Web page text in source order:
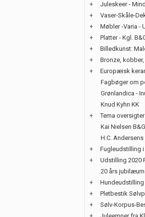
+
Juleskeer -
+
Vaser-Skåle-
+
Møbler -Varia -
+
Platter - Kgl.
+
Billedkunst:
+
Bronze,
+
Europæisk
Fagbøger om
Grønlandica -
Knud Kyhn KK
+
Tema oversigter
Kai Nielsen
H.C. Andersens
+
Fugleudstilling
+
Udstilling 2020
20 års
+
Hundeudstilling
+
Pletbestik
+
Sølv-Korpus-